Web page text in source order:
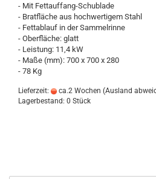
- Mit Fettauffang-Schublade
- Bratfläche aus hochwertigem Stahl
- Fettablauf in der Sammelrinne
- Oberfläche: glatt
- Leistung: 11,4 kW
- Maße (mm): 700 x 700 x 280
- 78 Kg
Lieferzeit: ca.2 Wochen (Ausland
Lagerbestand: 0 Stück